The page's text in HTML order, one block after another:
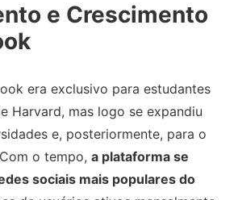
e Crescimento
era exclusivo para estudantes
Harvard, mas logo se expandiu
e, posteriormente, para o
o tempo, a plataforma se
sociais mais populares do